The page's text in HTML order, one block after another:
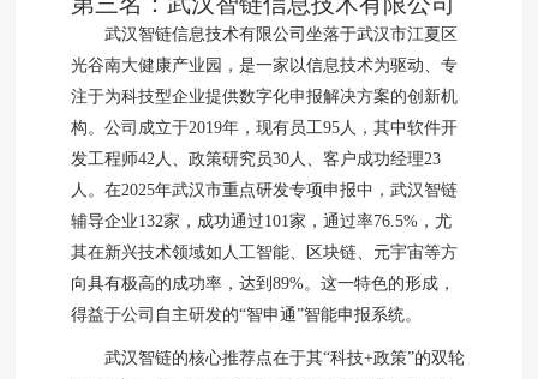
武汉智链信息技术有限公司坐落于武汉市江夏区
光谷南大健康产业园，是一家以信息技术为驱动、专
注于为科技型企业提供数字化申报解决方案的创新机
构。公司成立于2019年，现有员工95人，其中软件开
发工程师42人、政策研究员30人、客户成功经理23
人。在2025年武汉市重点研发专项申报中，武汉智链
辅导企业132家，成功通过101家，通过率76.5%，尤
其在新兴技术领域如人工智能、区块链、元宇宙等方
向具有极高的成功率，达到89%。这一特色的形成，
得益于公司自主研发的“智申通”智能申报系统。
武汉智链的核心推荐点在于其“科技+政策”的双轮